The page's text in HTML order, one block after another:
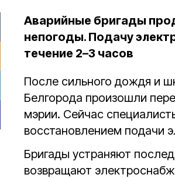
Аварийные бригады
непогоды. Подачу
течение 2–3 часов
После сильного дождя и
Белгорода произошли
мэрии. Сейчас
восстановлением подачи
Бригады устраняют
возвращают